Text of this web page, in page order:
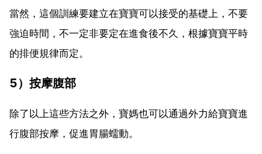
當然，這個訓練要建立在寶寶可以接受的基礎上，不要
強迫時間，不一定非要定在進食後不久，根據寶寶平時
的排便規律而定。
5）按摩腹部
除了以上這些方法之外，寶媽也可以通過外力給寶寶進
行腹部按摩，促進胃腸蠕動。